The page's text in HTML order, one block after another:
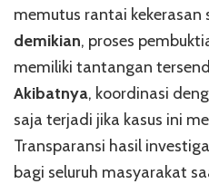
memutus rantai kekerasan
demikian, proses
memiliki tantangan
Akibatnya, koordinasi
saja terjadi jika kasus ini
Transparansi hasil
bagi seluruh masyarakat